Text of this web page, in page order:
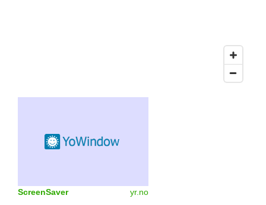
ScreenSaver yr.no